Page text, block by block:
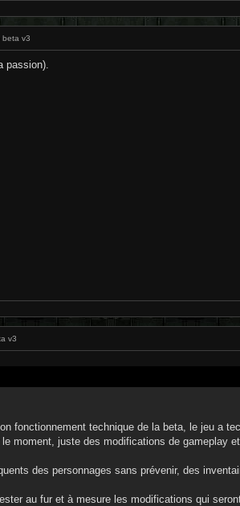
beta v3
passion).
v3
fonctionnement technique de la beta, le jeu a
moment, juste des modifications de gameplay
des personnages sans prévenir, des
au fur et à mesure les modifications qui